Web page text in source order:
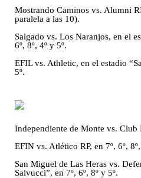
Mostrando Caminos vs. Alumni
paralela a las 10).
Salgado vs. Los Naranjos, en el
6º, 8º, 4º y 5º.
EFIL vs. Athletic, en el estadio
5º.
Independiente de Monte vs. Club
EFIN vs. Atlético RP, en 7º, 6º,
San Miguel de Las Heras vs.
Salvucci”, en 7º, 6º, 8º y 5º.